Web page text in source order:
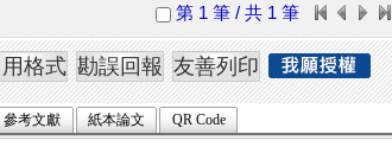
第 1 筆 / 共 1 筆
參考文獻 紙本論文 QR Code